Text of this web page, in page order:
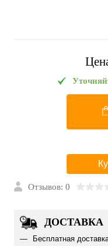
Отзывов: 0
ДОСТАВКА
Бесплатная